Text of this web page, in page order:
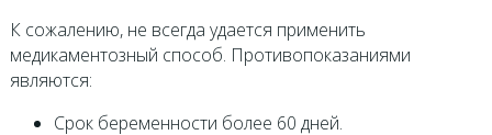
К сожалению, не всегда удается применить
медикаментозный способ. Противопоказаниями
являются:
Срок беременности более 60 дней.